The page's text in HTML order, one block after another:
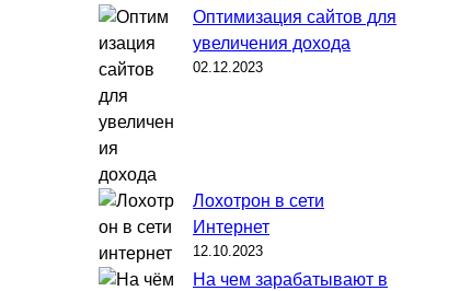
Оптимизация сайтов для
увеличения дохода
02.12.2023
Лохотрон в сети
Интернет
12.10.2023
На чем зарабатывают в